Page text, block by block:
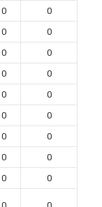
0
0
0
0
0
0
0
0
0
0
0
0
0
0
0
0
0
0